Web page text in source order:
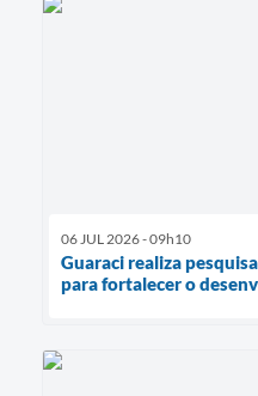
06 JUL 2026 - 09h10
Guaraci realiza
para fortalecer o